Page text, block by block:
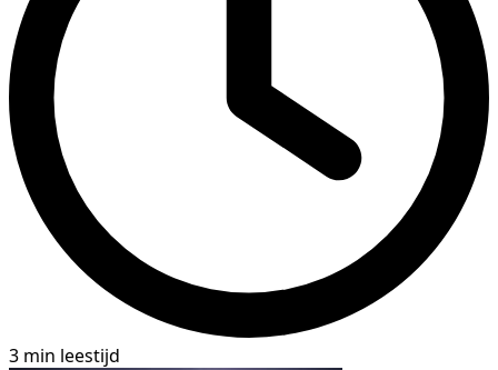
3 min leestijd